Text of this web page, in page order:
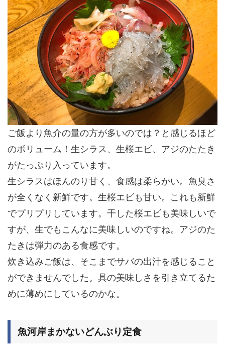
ご飯より魚介の量の方が多いのでは？と感じるほど
のボリューム！生シラス、生桜エビ、アジのたたき
がたっぷり入っています。
生シラスはほんのり甘く、食感は柔らかい。魚臭さ
が全くなく 新鮮です。生桜エビも甘い。これも新鮮
でプリプリしています。干した桜エビも美味しいで
すが、生でもこんなに美味しいのですね。アジのた
たきは弾力のある食感です。
炊き込みご飯は、そこまでサバの出汁を感じること
ができませんでした。具の美味しさを引き立てるた
めに薄めにしているのかな。
魚河岸まかないどんぶり定食